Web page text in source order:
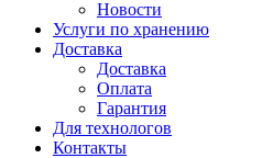
Новости
Услуги по хранению
Доставка
Доставка
Оплата
Гарантия
Для технологов
Контакты